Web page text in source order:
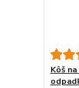
Kôš